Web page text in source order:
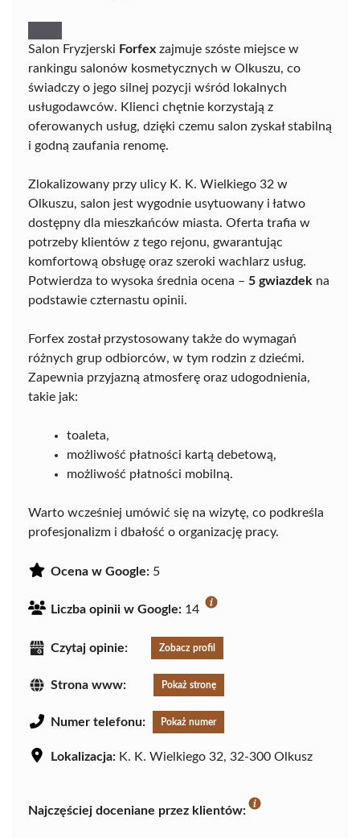
Salon Fryzjerski Forfex zajmuje szóste miejsce w
rankingu salonów kosmetycznych w Olkuszu, co
świadczy o jego silnej pozycji wśród lokalnych
usługodawców. Klienci chętnie korzystają z
oferowanych usług, dzięki czemu salon zyskał stabilną
i godną zaufania renomę.
Zlokalizowany przy ulicy K. K. Wielkiego 32 w
Olkuszu, salon jest wygodnie usytuowany i łatwo
dostępny dla mieszkańców miasta. Oferta trafia w
potrzeby klientów z tego rejonu, gwarantując
komfortową obsługę oraz szeroki wachlarz usług.
Potwierdza to wysoka średnia ocena – 5 gwiazdek na
podstawie czternastu opinii.
Forfex został przystosowany także do wymagań
różnych grup odbiorców, w tym rodzin z dziećmi.
Zapewnia przyjazną atmosferę oraz udogodnienia,
takie jak:
toaleta,
możliwość płatności kartą debetową,
możliwość płatności mobilną.
Warto wcześniej umówić się na wizytę, co podkreśla
profesjonalizm i dbałość o organizację pracy.
Ocena w Google: 5
Liczba opinii w Google: 14
Czytaj opinie: Zobacz profil
Strona www: Pokaż stronę
Numer telefonu: Pokaż numer
Lokalizacja: K. K. Wielkiego 32, 32-300 Olkusz
Najczęściej doceniane przez klientów: